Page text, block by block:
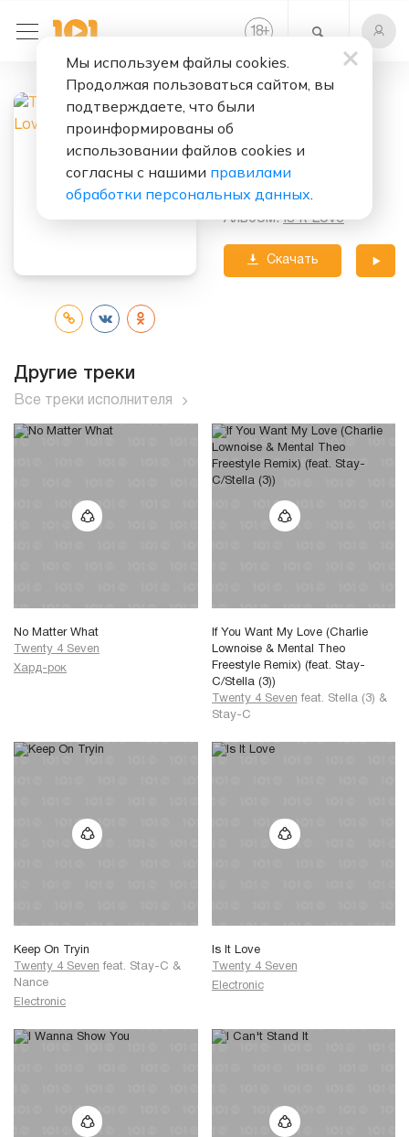
18+
Is It Love
Альбом:Is It Love
Скачать
Другие треки
Все треки исполнителя
No Matter What
Twenty 4 Seven
Хард-рок
If You Want My Love (Charlie
Lownoise & Mental Theo
Freestyle Remix) (feat. Stay-
C/Stella (3))
Twenty 4 Seven feat. Stella (3) &
Stay-C
Keep On Tryin
Twenty 4 Seven feat. Stay-C &
Nance
Electronic
Is It Love
Twenty 4 Seven
Electronic
Мы используем файлы cookies.
Продолжая пользоваться сайтом, вы
подтверждаете, что были
проинформированы об
использовании файлов cookies и
согласны с нашими правилами
обработки персональных данных.